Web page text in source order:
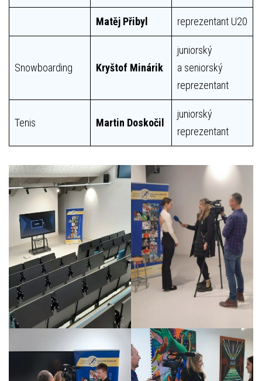
Matěj Přibyl reprezentant U20
Snowboarding Kryštof Minárik
juniorský
a seniorský
reprezentant
Tenis Martin Doskočil
juniorský
reprezentant